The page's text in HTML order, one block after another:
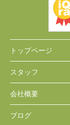
トップページ
スタッフ
会社概要
ブログ